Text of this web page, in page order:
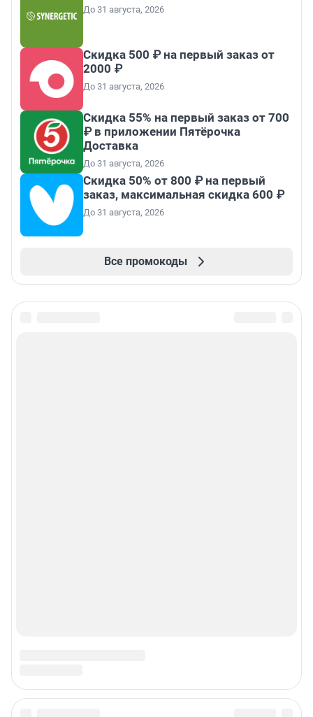
До 31 августа, 2026
Скидка 500 ₽ на первый заказ от
2000 ₽
До 31 августа, 2026
Скидка 55% на первый заказ от 700
₽ в приложении Пятёрочка
Доставка
До 31 августа, 2026
Скидка 50% от 800 ₽ на первый
заказ, максимальная скидка 600 ₽
До 31 августа, 2026
Все промокоды